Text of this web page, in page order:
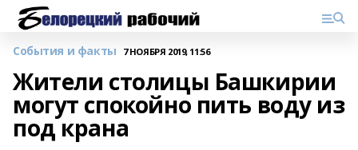
События и факты 7 НОЯБРЯ 2019, 11:56
Жители столицы Башкирии
могут спокойно пить воду из
под крана